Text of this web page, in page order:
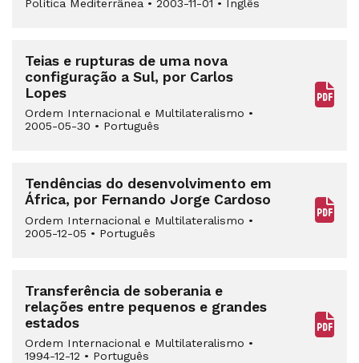
Política Mediterrânea • 2003-11-01 • Inglês
Teias e rupturas de uma nova
configuração a Sul, por Carlos
Lopes
Ordem Internacional e Multilateralismo •
2005-05-30 • Português
Tendências do desenvolvimento em
África, por Fernando Jorge Cardoso
Ordem Internacional e Multilateralismo •
2005-12-05 • Português
Transferência de soberania e
relações entre pequenos e grandes
estados
Ordem Internacional e Multilateralismo •
1994-12-12 • Português